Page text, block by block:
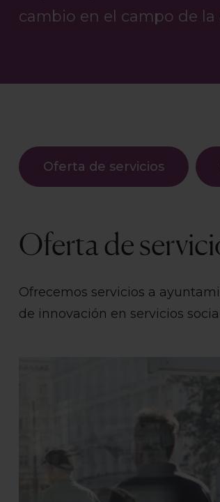
cambio en el campo de la
Oferta de servicios
Oferta de
Ofrecemos servicios a
de innovación en servicios